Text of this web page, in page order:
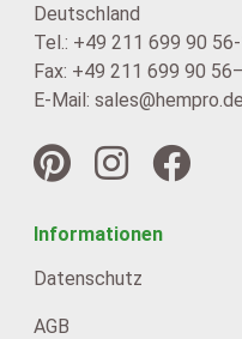
Deutschland
Tel.: +49 211 699 90
Fax: +49 211 699 90
E-Mail: sales@hempro.de
Informationen
Datenschutz
AGB